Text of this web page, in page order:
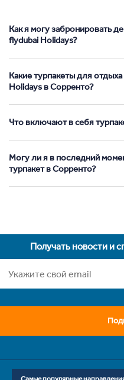
Как я могу забронировать
flydubai Holidays?
Какие турпакеты для
Holidays в Сорренто?
Что включают в себя
Могу ли я в последний
турпакет в Сорренто?
Получать новости и